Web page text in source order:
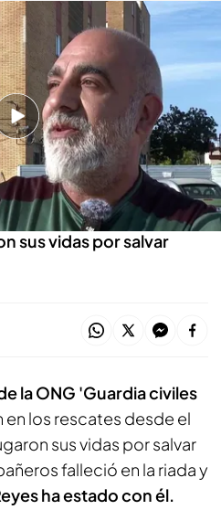
experiencia en la DANA a Manu
Cuatro
de la ONG 'Guardia
desde el primer
sus vidas por salvar
la ONG 'Guardia civiles
en los rescates desde el
sus vidas por salvar
falleció en la riada y
ha estado con él.